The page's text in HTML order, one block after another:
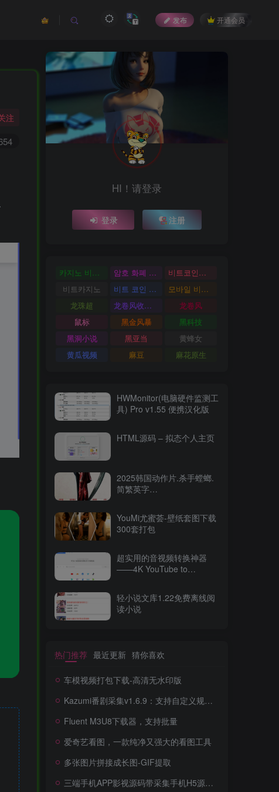
发布 开通会员
注
HI！请登录
登录 注册
카지노 비트코인 암호 화폐 카지노
비트코인카지노
비트카지노
비트 코인 온라인 카지노
모바일 비트 코인 카지노
龙珠超
龙卷风收音机
龙卷风
鼠标
黑金风暴
黑科技
黑洞小说
黑亚当
黄蜂女
黄瓜视频
麻豆 麻花原生
HWMonitor(电脑硬件监测工
具) Pro v1.55 便携汉化版
HTML源码 – 拟态个人主页
2025韩国动作片.杀手螳螂.
简繁英字
YouMi尤蜜荟-壁纸套图下载
300套打包
超实用的音视频转换神器
——4K YouTube to
轻小说文库1.22免费离线阅
读小说
热门推荐 最近更新 猜你喜欢
车模视频打包下载-高清无水印版
Kazumi番剧采集v1.6.9：支持自定义规则+在线观看+弹幕，跨平台下载
Fluent M3U8下载器，支持批量
爱奇艺看图，一款纯净又强大的看图工具
多张图片拼接成长图-GIF提取
三端手机APP影视源码带采集手机H5源码带VIP卡密功能